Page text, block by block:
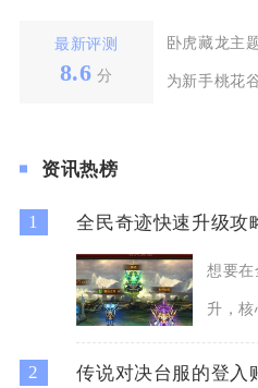
最新评测
8.6 分
卧虎藏龙主
为新手桃花
资讯热榜
1 全民奇迹快速升级攻
想要在
升，
底、
2 传说对决台服的登入